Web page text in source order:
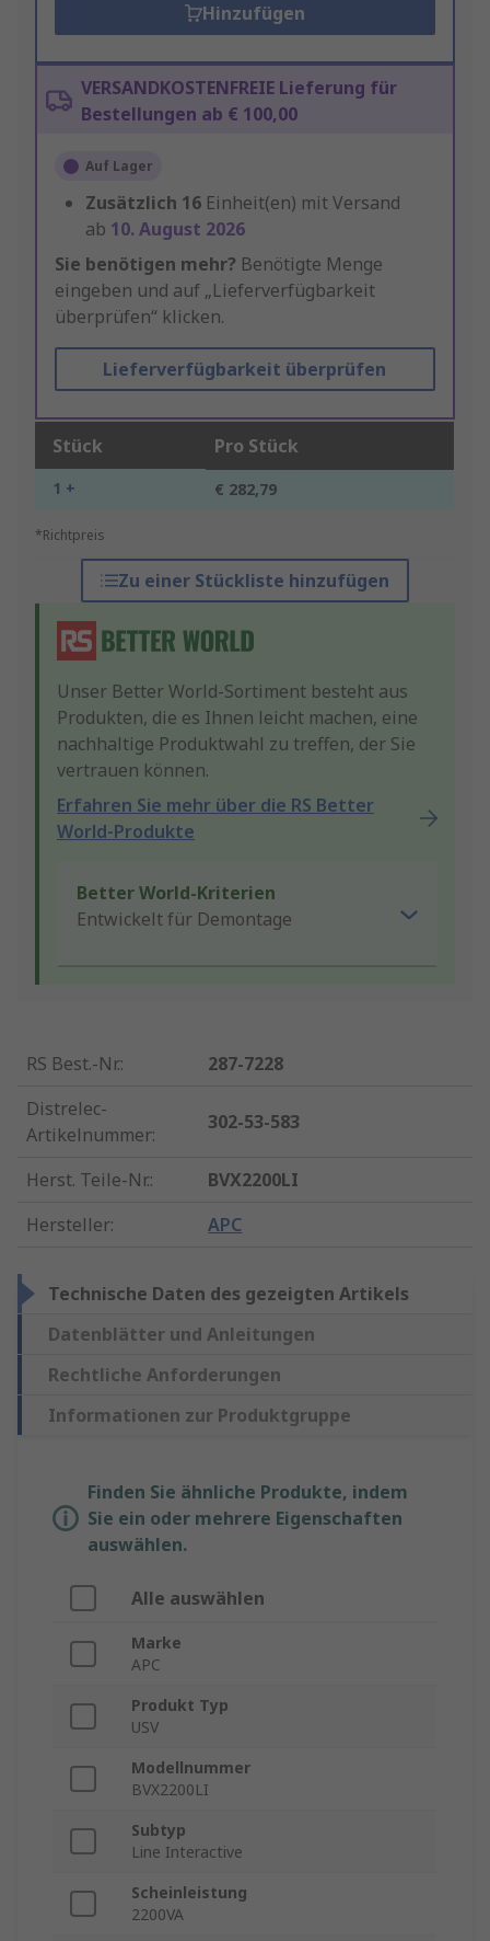
Hinzufügen
VERSANDKOSTENFREIE Lieferung für
Bestellungen ab € 100,00
Auf Lager
Zusätzlich 16 Einheit(en) mit Versand
ab 10. August 2026
Sie benötigen mehr? Benötigte Menge
eingeben und auf „Lieferverfügbarkeit
überprüfen“ klicken.
Lieferverfügbarkeit überprüfen
Stück Pro Stück
1 + € 282,79
*Richtpreis
Zu einer Stückliste hinzufügen
Unser Better World-Sortiment besteht aus
Produkten, die es Ihnen leicht machen, eine
nachhaltige Produktwahl zu treffen, der Sie
vertrauen können.
Erfahren Sie mehr über die RS Better
World-Produkte
Better World-Kriterien
Entwickelt für Demontage
RS Best.-Nr.:
287-7228
Distrelec-
Artikelnummer:
302-53-583
Herst. Teile-Nr.:
BVX2200LI
Hersteller: APC
Technische Daten des gezeigten Artikels
Datenblätter und Anleitungen
Rechtliche Anforderungen
Informationen zur Produktgruppe
Finden Sie ähnliche Produkte, indem
Sie ein oder mehrere Eigenschaften
auswählen.
Alle auswählen
Marke
APC
Produkt Typ
USV
Modellnummer
BVX2200LI
Subtyp
Line Interactive
Scheinleistung
2200VA